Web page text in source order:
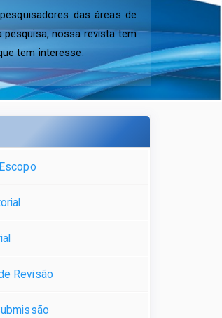
das áreas de
pesquisa, nossa revista tem
tem interesse.
Revisão